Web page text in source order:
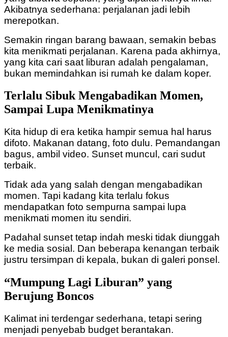
Akibatnya sederhana: perjalanan jadi lebih
merepotkan.
Semakin ringan barang bawaan, semakin bebas
kita menikmati perjalanan. Karena pada akhirnya,
yang kita cari saat liburan adalah pengalaman,
bukan memindahkan isi rumah ke dalam koper.
Terlalu Sibuk Mengabadikan Momen,
Sampai Lupa Menikmatinya
Kita hidup di era ketika hampir semua hal harus
difoto. Makanan datang, foto dulu. Pemandangan
bagus, ambil video. Sunset muncul, cari sudut
terbaik.
Tidak ada yang salah dengan mengabadikan
momen. Tapi kadang kita terlalu fokus
mendapatkan foto sempurna sampai lupa
menikmati momen itu sendiri.
Padahal sunset tetap indah meski tidak diunggah
ke media sosial. Dan beberapa kenangan terbaik
justru tersimpan di kepala, bukan di galeri ponsel.
“Mumpung Lagi Liburan” yang
Berujung Boncos
Kalimat ini terdengar sederhana, tetapi sering
menjadi penyebab budget berantakan.